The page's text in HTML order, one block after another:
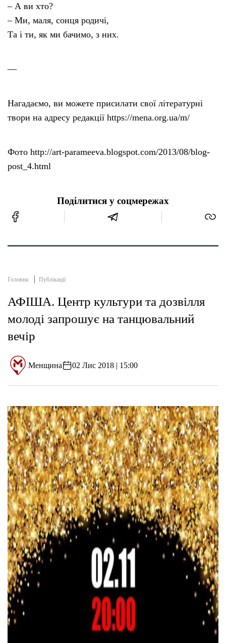
– А ви хто?
– Ми, маля, сонця родичі,
Та і ти, як ми бачимо, з них.
—
Нагадаємо, ви можете присилати свої літературні
твори на адресу редакції https://mena.org.ua/m/
Фото http://art-parameeva.blogspot.com/2013/08/blog-
post_4.html
Поділитися у соцмережах
Головна Публікації
АФІША. Центр культури та дозвілля
молоді запрошує на танцювальний
вечір
Менщина 02 Лис 2018 | 15:00